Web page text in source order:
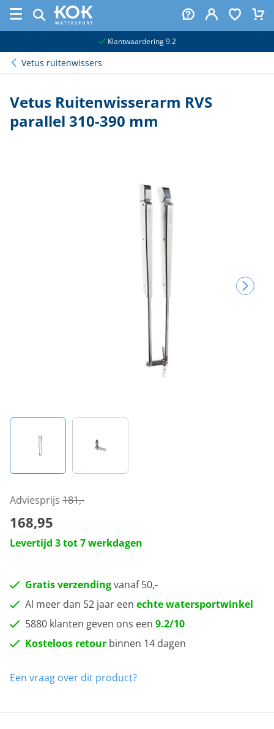
Klantwaardering 9.2
Vetus ruitenwissers
Vetus Ruitenwisserarm RVS
parallel 310-390 mm
Adviesprijs 181,-
168,95
Levertijd 3 tot 7 werkdagen
Gratis verzendingvanaf 50,-
Al meer dan 52 jaar een echte watersportwinkel
5880 klanten geven ons een 9.2/10
Kosteloos retour binnen 14 dagen
Een vraag over dit product?